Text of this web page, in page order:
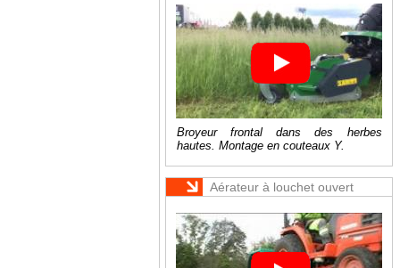
Broyeur frontal dans des herbes
hautes. Montage en couteaux Y.
Aérateur à louchet ouvert